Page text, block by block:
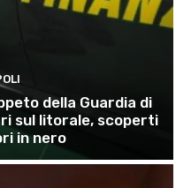
della Guardia di
sul litorale, scoperti
in nero